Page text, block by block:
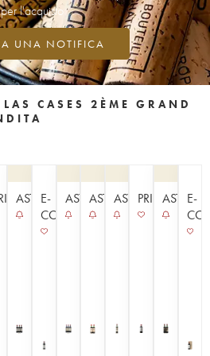
per l'acquisto
UNA NOTIFICA
CASES 2ÈME GRAND
ASTAE-
COMMERCE
ASTAASTAASTAPRIMEURS
ASTAE-